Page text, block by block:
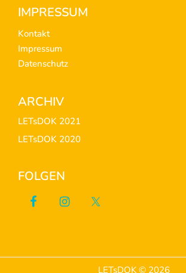
Footer
IMPRESSUM
Kontakt
Impressum
Datenschutz
ARCHIV
LETsDOK 2021
LETsDOK 2020
FOLGEN
LETsDOK © 2026